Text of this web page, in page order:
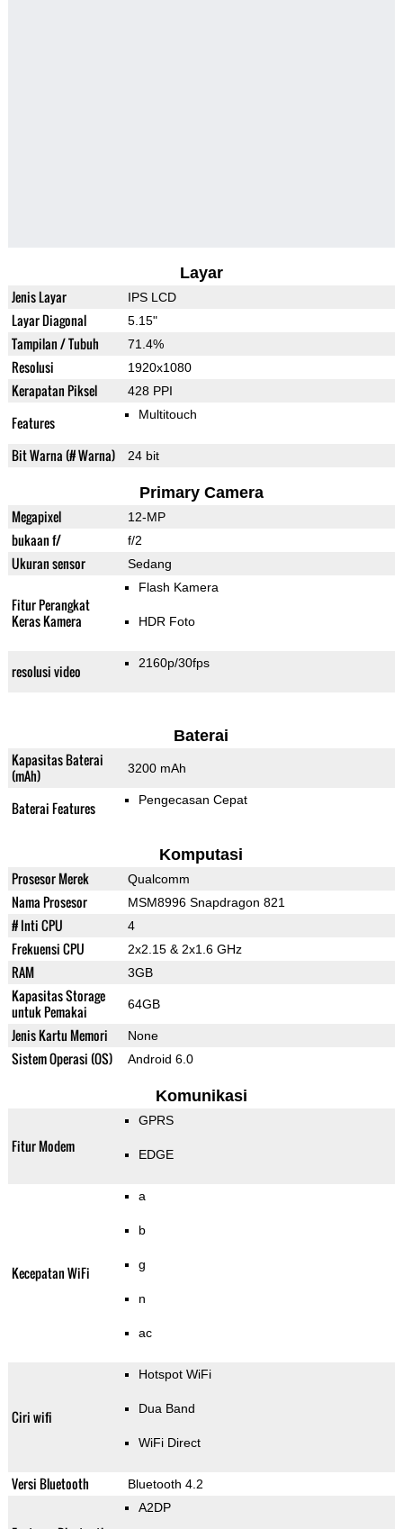
Layar
Jenis Layar IPS LCD
Layar Diagonal 5.15"
Tampilan / Tubuh 71.4%
Resolusi 1920x1080
Kerapatan Piksel 428 PPI
Features Multitouch
Bit Warna (# Warna) 24 bit
Primary Camera
Megapixel 12-MP
bukaan f/ f/2
Ukuran sensor Sedang
Fitur Perangkat
Keras Kamera
Flash Kamera
HDR Foto
resolusi video 2160p/30fps
Baterai
Kapasitas Baterai
(mAh)
3200 mAh
Baterai Features Pengecasan Cepat
Komputasi
Prosesor Merek Qualcomm
Nama Prosesor MSM8996 Snapdragon 821
# Inti CPU 4
Frekuensi CPU 2x2.15 & 2x1.6 GHz
RAM 3GB
Kapasitas Storage
untuk Pemakai
64GB
Jenis Kartu Memori None
Sistem Operasi (OS) Android 6.0
Komunikasi
Fitur Modem
GPRS
EDGE
Kecepatan WiFi
a
b
g
n
ac
Ciri wifi
Hotspot WiFi
Dua Band
WiFi Direct
Versi Bluetooth Bluetooth 4.2
A2DP